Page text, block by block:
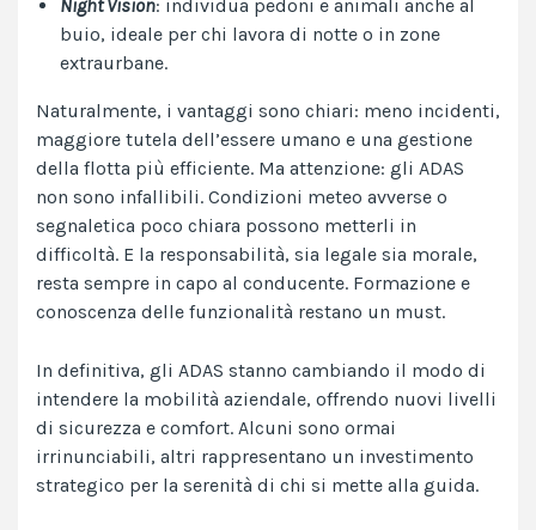
Night Vision: individua pedoni e animali anche al
buio, ideale per chi lavora di notte o in zone
extraurbane.
Naturalmente, i vantaggi sono chiari: meno incidenti,
maggiore tutela dell’essere umano e una gestione
della flotta più efficiente. Ma attenzione: gli ADAS
non sono infallibili. Condizioni meteo avverse o
segnaletica poco chiara possono metterli in
difficoltà. E la responsabilità, sia legale sia morale,
resta sempre in capo al conducente. Formazione e
conoscenza delle funzionalità restano un must.
In definitiva, gli ADAS stanno cambiando il modo di
intendere la mobilità aziendale, offrendo nuovi livelli
di sicurezza e comfort. Alcuni sono ormai
irrinunciabili, altri rappresentano un investimento
strategico per la serenità di chi si mette alla guida.